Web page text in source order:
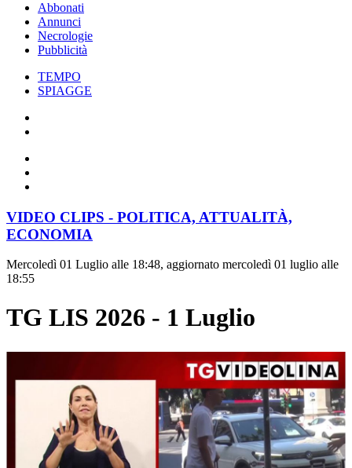
Abbonati
Annunci
Necrologie
Pubblicità
TEMPO
SPIAGGE
VIDEO CLIPS - POLITICA, ATTUALITÀ,
ECONOMIA
Mercoledì 01 Luglio alle 18:48, aggiornato mercoledì 01 luglio alle
18:55
TG LIS 2026 - 1 Luglio